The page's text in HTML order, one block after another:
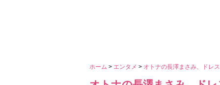
ホーム > エンタメ > オトナの長澤まさみ、ドレ